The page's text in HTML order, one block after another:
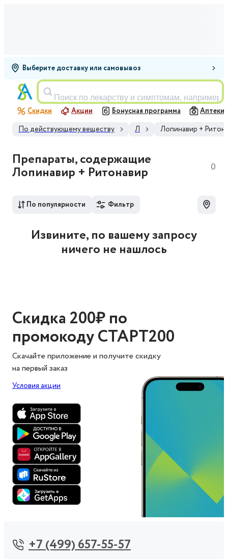
Выберите доставку или самовывоз
Поиск по лекарству и симптомам, например,
Скидки Акции Бонусная программа Аптеки
По действующему веществу Л Лопинавир +
Препараты, содержащие
Лопинавир + Ритонавир
0
По популярности Фильтр
Извините, по вашему запросу
ничего не нашлось
Скидка 200₽ по
промокоду СТАРТ200
Скачайте приложение и получите скидку
на первый заказ
Условия акции
+7 (499) 657-55-57